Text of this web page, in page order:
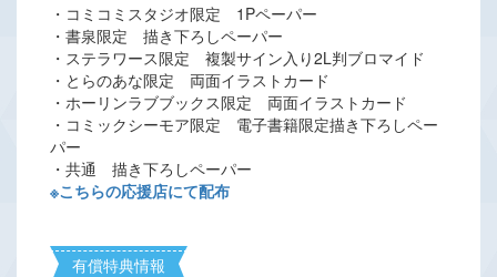
・コミコミスタジオ限定 1Pペーパー
・書泉限定 描き下ろしペーパー
・ステラワース限定 複製サイン入り2L判ブロマイド
・とらのあな限定 両面イラストカード
・ホーリンラブブックス限定 両面イラストカード
・コミックシーモア限定 電子書籍限定描き下ろしペー
パー
・共通 描き下ろしペーパー
※こちらの応援店にて配布
有償特典情報